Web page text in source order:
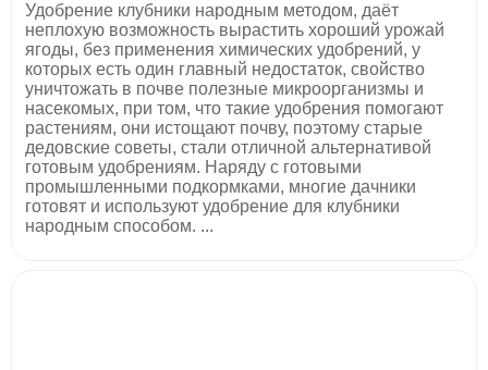
Удобрение клубники народным методом, даёт
неплохую возможность вырастить хороший урожай
ягоды, без применения химических удобрений, у
которых есть один главный недостаток, свойство
уничтожать в почве полезные микроорганизмы и
насекомых, при том, что такие удобрения помогают
растениям, они истощают почву, поэтому старые
дедовские советы, стали отличной альтернативой
готовым удобрениям. Наряду с готовыми
промышленными подкормками, многие дачники
готовят и используют удобрение для клубники
народным способом. ...